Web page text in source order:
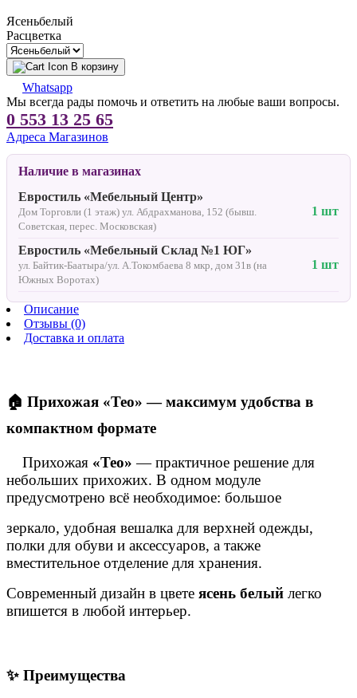
Ясеньбелый
Расцветка
В корзину
Whatsapp
Мы всегда рады помочь и ответить на любые ваши вопросы.
0 553 13 25 65
Адреса Магазинов
Наличие в магазинах
Евростиль «Мебельный Центр»
Дом Торговли (1 этаж) ул. Абдрахманова, 152 (бывш.
Советская, перес. Московская)
1 шт
Евростиль «Мебельный Склад №1 ЮГ»
ул. Байтик-Баатыра/ул. А.Токомбаева 8 мкр, дом 31в (на
Южных Воротах)
1 шт
Описание
Отзывы (0)
Доставка и оплата
🏠 Прихожая «Тео» — максимум удобства в
компактном формате
Прихожая «Тео» — практичное решение для
небольших прихожих. В одном модуле
предусмотрено всё необходимое: большое
зеркало, удобная вешалка для верхней одежды,
полки для обуви и аксессуаров, а также
вместительное отделение для хранения.
Современный дизайн в цвете ясень белый легко
впишется в любой интерьер.
✨ Преимущества